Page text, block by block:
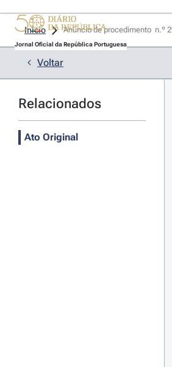
Jornal Oficial da República Portuguesa
Início
Voltar
Relacionados
Ato Original